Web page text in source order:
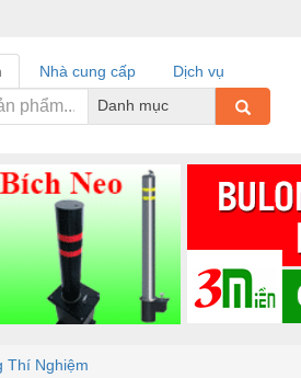
Nhà cung cấp
Dịch vụ
Danh mục
Thí Nghiệm